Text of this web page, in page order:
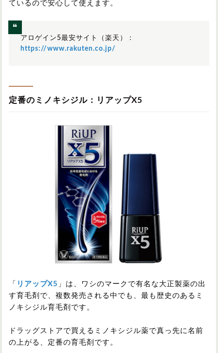
ているので安心して使えます。
アロゲイン5最安サイト（楽天）：
https://www.rakuten.co.jp/
定番のミノキシジル：リアップX5
「 リアップX5 」は、ワシのマークで有名な大正製薬の出
す育毛剤で、複数発売される中でも、最も歴史のあるミ
ノキシジル育毛剤です。
ドラッグストアで買えるミノキシジル薬で真っ先に名前
の上がる、定番の育毛剤です。